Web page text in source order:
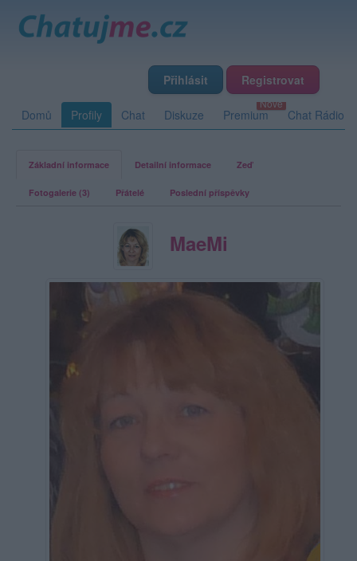
Přihlásit Registrovat
Domů Profily Chat Diskuze Premium Chat Rádio
Základní informace Detailní informace Zeď
Fotogalerie (3) Přátelé Poslední příspěvky
MaeMi